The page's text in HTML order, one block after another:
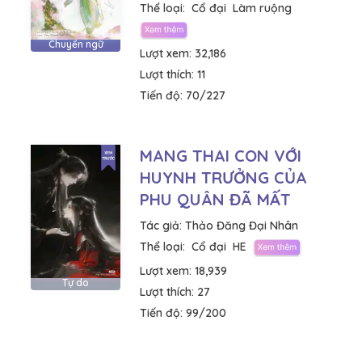
Chuyển ngữ
Thể loại: Cổ đại Làm ruộng
Lượt xem: 32,186
Lượt thích: 11
Tiến độ: 70/227
Tự do
MANG THAI CON VỚI
HUYNH TRƯỞNG CỦA
PHU QUÂN ĐÃ MẤT
Tác giả: Thảo Đăng Đại Nhân
Thể loại: Cổ đại HE
Lượt xem: 18,939
Lượt thích: 27
Tiến độ: 99/200